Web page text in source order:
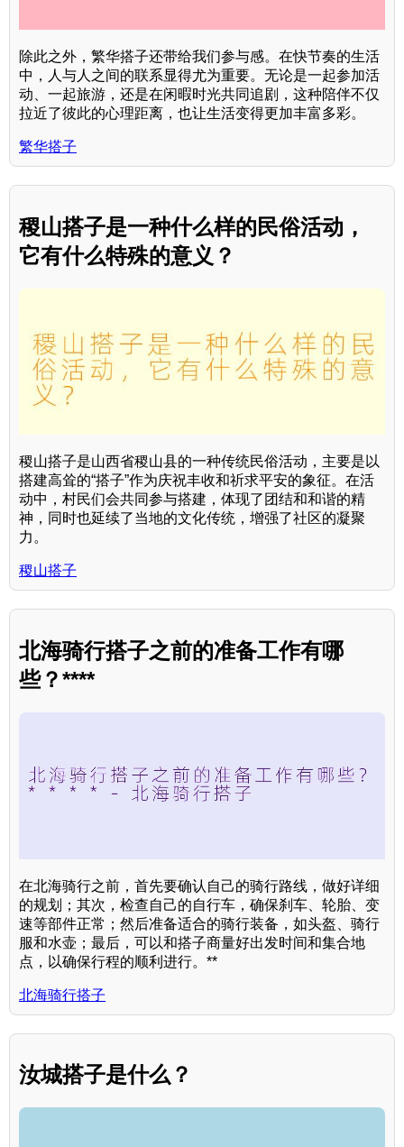
除此之外，繁华搭子还带给我们参与感。在快节奏的生活
中，人与人之间的联系显得尤为重要。无论是一起参加活
动、一起旅游，还是在闲暇时光共同追剧，这种陪伴不仅
拉近了彼此的心理距离，也让生活变得更加丰富多彩。
繁华搭子
稷山搭子是一种什么样的民俗活动，
它有什么特殊的意义？
稷山搭子是山西省稷山县的一种传统民俗活动，主要是以
搭建高耸的“搭子”作为庆祝丰收和祈求平安的象征。在活
动中，村民们会共同参与搭建，体现了团结和和谐的精
神，同时也延续了当地的文化传统，增强了社区的凝聚
力。
稷山搭子
北海骑行搭子之前的准备工作有哪
些？****
在北海骑行之前，首先要确认自己的骑行路线，做好详细
的规划；其次，检查自己的自行车，确保刹车、轮胎、变
速等部件正常；然后准备适合的骑行装备，如头盔、骑行
服和水壶；最后，可以和搭子商量好出发时间和集合地
点，以确保行程的顺利进行。**
北海骑行搭子
汝城搭子是什么？